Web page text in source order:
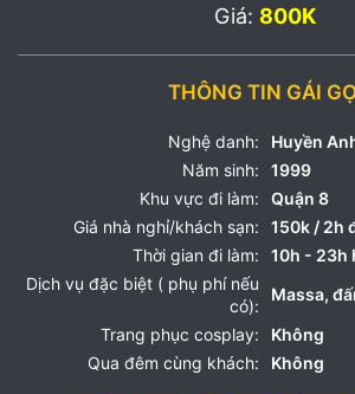
Giá: 800K
THÔNG TIN GÁI
Nghệ danh:
Huyền
Năm sinh:
1999
Khu vực đi làm:
Quận 8
Giá nhà nghỉ/khách sạn:
150k / 2h
Thời gian đi làm:
10h - 23h
Dịch vụ đặc biệt ( phụ phí nếu
có):
Massa,
Trang phục cosplay:
Không
Qua đêm cùng khách:
Không